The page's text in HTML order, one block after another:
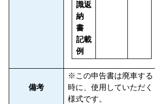
識返
納
書
記載
例
備考
※この申告書は廃車する
時に、使用していただく
様式です。